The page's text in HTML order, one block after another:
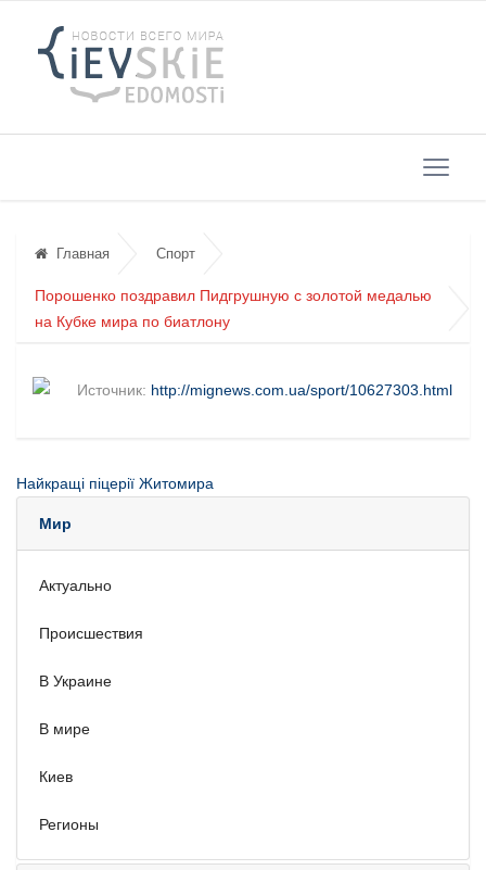
Главная Спорт
Порошенко поздравил Пидгрушную с золотой медалью
на Кубке мира по биатлону
Источник: http://mignews.com.ua/sport/10627303.html
Найкращі піцерії Житомира
Мир
Актуально
Происшествия
В Украине
В мире
Киев
Регионы